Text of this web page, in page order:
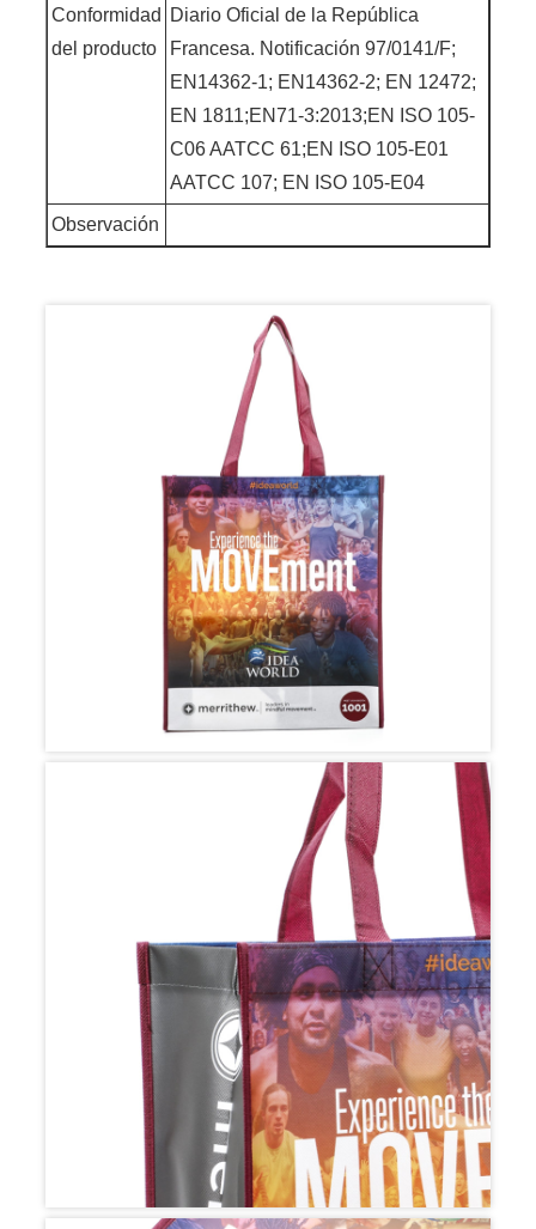
Conformidad
del producto
Diario Oficial de la República
Francesa. Notificación 97/0141/F;
EN14362-1; EN14362-2; EN 12472;
EN 1811;EN71-3:2013;EN ISO 105-
C06 AATCC 61;EN ISO 105-E01
AATCC 107; EN ISO 105-E04
Observación